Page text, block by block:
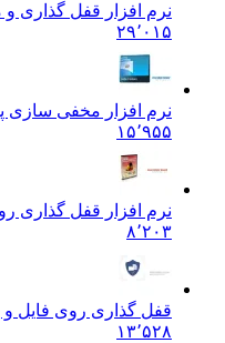
نرم افزار قفل گذاری و
۲۹٬۰۱۵
نرم افزار مخفی سازی پوشه
۱۵٬۹۵۵
نرم افزار قفل گذاری روی
۸٬۲۰۳
قفل گذاری روی فایل و پوشه
۱۳٬۵۲۸